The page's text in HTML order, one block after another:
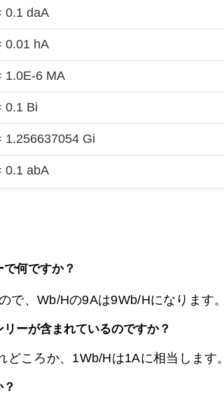
0.1 daA
0.01 hA
1.0E-6 MA
0.1 Bi
1.256637054 Gi
0.1 abA
何ですか？
で、Wb/Hの9Aは9Wb/Hになります。
ーが含まれているのですか？
どころか、1Wb/Hは1Aに相当します。